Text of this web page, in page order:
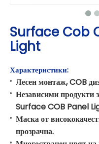
Surface Cob
Light
Характеристики:
Лесен монтаж, COB
Независими продукти
Surface COB Panel
Маска от
прозрачна.